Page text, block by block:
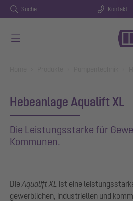
Suche Kontakt
Hebeanlage Aqualift XL
Die Leistungsstarke für
Kommunen.
Die Aqualift XL ist eine
gewerblichen, industriellen und